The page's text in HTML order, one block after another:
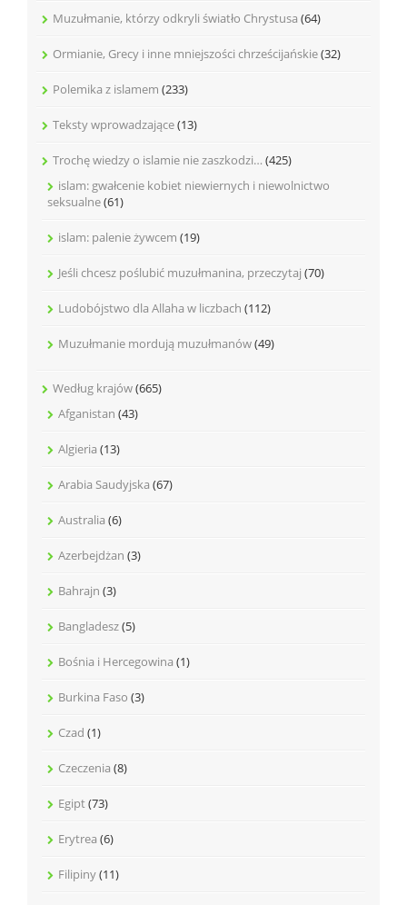
Muzułmanie, którzy odkryli światło Chrystusa (64)
Ormianie, Grecy i inne mniejszości chrześcijańskie(32)
Polemika z islamem (233)
Teksty wprowadzające(13)
Trochę wiedzy o islamie nie zaszkodzi… (425)
islam: gwałcenie kobiet niewiernych i niewolnictwo
seksualne(61)
islam: palenie żywcem (19)
Jeśli chcesz poślubić muzułmanina, przeczytaj (70)
Ludobójstwo dla Allaha w liczbach (112)
Muzułmanie mordują muzułmanów(49)
Według krajów(665)
Afganistan (43)
Algieria (13)
Arabia Saudyjska (67)
Australia (6)
Azerbejdżan (3)
Bahrajn (3)
Bangladesz(5)
Bośnia i Hercegowina (1)
Burkina Faso (3)
Czad (1)
Czeczenia (8)
Egipt(73)
Erytrea (6)
Filipiny(11)